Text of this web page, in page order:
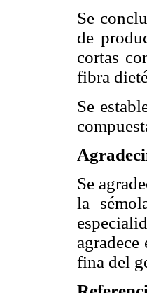
Se
de
cortas
fibra
Se
Se
la
fina del